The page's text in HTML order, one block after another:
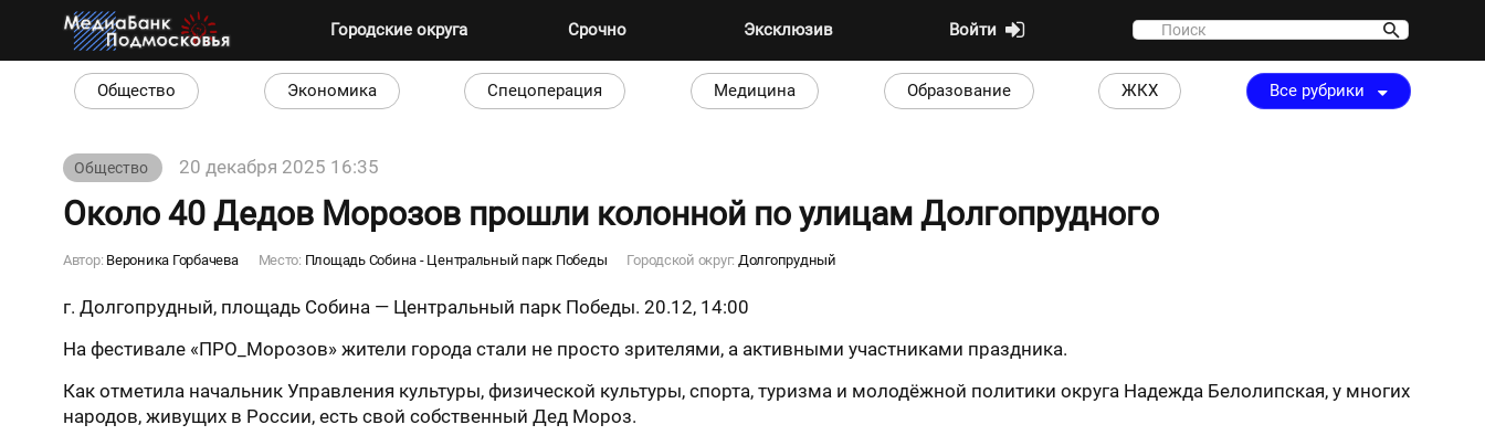
Городские округа Срочно Эксклюзив Войти
Общество Экономика Спецоперация Медицина Образование ЖКХ Все рубрики
Общество 20 декабря 2025 16:35
Около 40 Дедов Морозов прошли колонной по улицам Долгопрудного
Автор: Вероника Горбачева Место: Площадь Собина - Центральный парк Победы Городской округ: Долгопрудный
г. Долгопрудный, площадь Собина — Центральный парк Победы. 20.12, 14:00
На фестивале «ПРО_Морозов» жители города стали не просто зрителями, а активными участниками праздника.
Как отметила начальник Управления культуры, физической культуры, спорта, туризма и молодёжной политики округа Надежда Белолипская, у многих
народов, живущих в России, есть свой собственный Дед Мороз.